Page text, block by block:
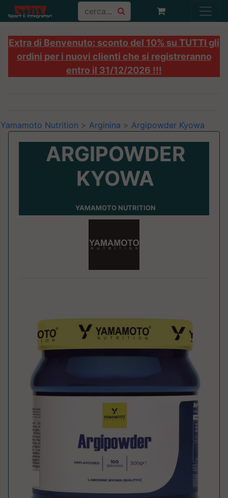
Extra di Benvenuto: sconto del 10% su TUTTI gli
ordini per i nuovi clienti che si registreranno
entro il 31/12/2026 !!!
Yamamoto Nutrition > Arginina > Argipowder Kyowa
ARGIPOWDER
KYOWA
YAMAMOTO NUTRITION